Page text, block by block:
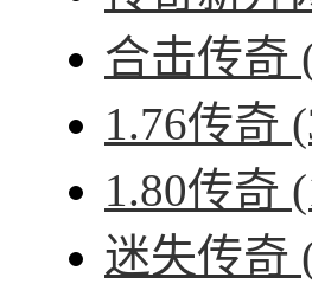
合击传奇
1.76传奇
1.80传奇
迷失传奇